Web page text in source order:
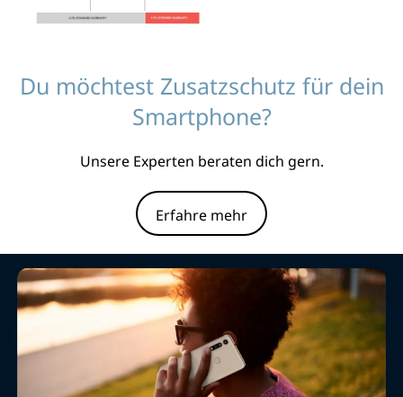
Du möchtest Zusatzschutz für dein
Smartphone?
Unsere Experten beraten dich gern.
Erfahre mehr